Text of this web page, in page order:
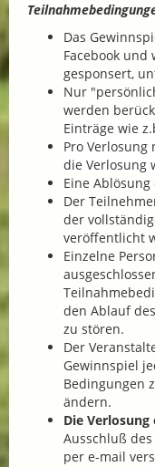
Das
Facebook und
gesponsert,
Nur
werden
Einträge wie
Pro Verlosung
die Verlosung
Eine
Der
der
veröffentlicht
Einzelne
den Ablauf
zu stören.
Der
Gewinnspiel
Bedingungen
ändern.
Die
Ausschluß
per e-mail